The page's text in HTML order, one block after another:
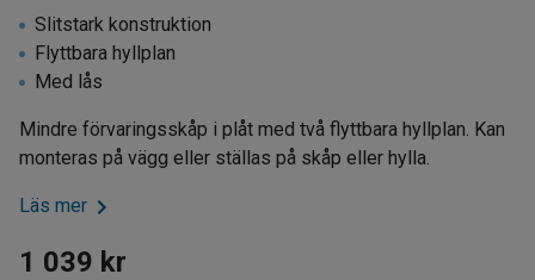
Slitstark konstruktion
Flyttbara hyllplan
Med lås
Mindre förvaringsskåp i plåt med två flyttbara hyllplan. Kan
monteras på vägg eller ställas på skåp eller hylla.
Läs mer
1 039 kr